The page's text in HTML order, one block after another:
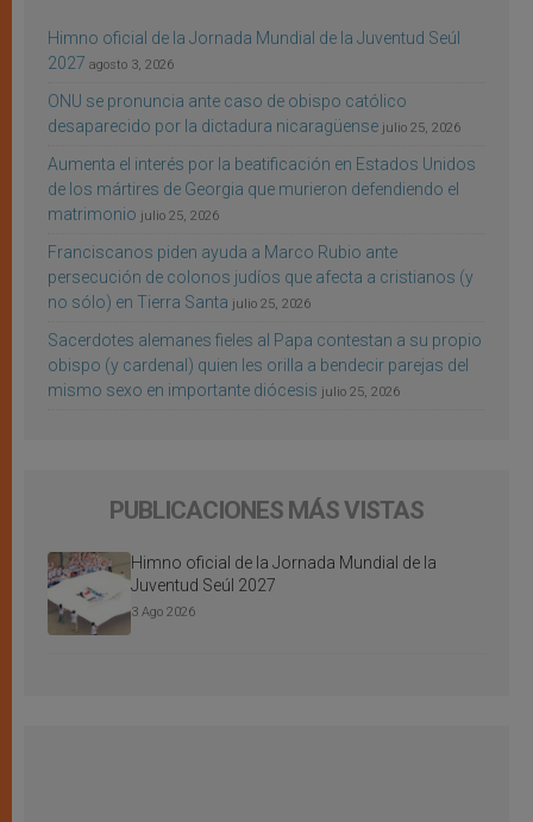
Himno oficial de la Jornada Mundial de la Juventud Seúl
2027 agosto 3, 2026
ONU se pronuncia ante caso de obispo católico
desaparecido por la dictadura nicaragüense julio 25, 2026
Aumenta el interés por la beatificación en Estados Unidos
de los mártires de Georgia que murieron defendiendo el
matrimonio julio 25, 2026
Franciscanos piden ayuda a Marco Rubio ante
persecución de colonos judíos que afecta a cristianos (y
no sólo) en Tierra Santa julio 25, 2026
Sacerdotes alemanes fieles al Papa contestan a su propio
obispo (y cardenal) quien les orilla a bendecir parejas del
mismo sexo en importante diócesis julio 25, 2026
PUBLICACIONES MÁS VISTAS
Himno oficial de la Jornada Mundial de la
Juventud Seúl 2027
3 Ago 2026